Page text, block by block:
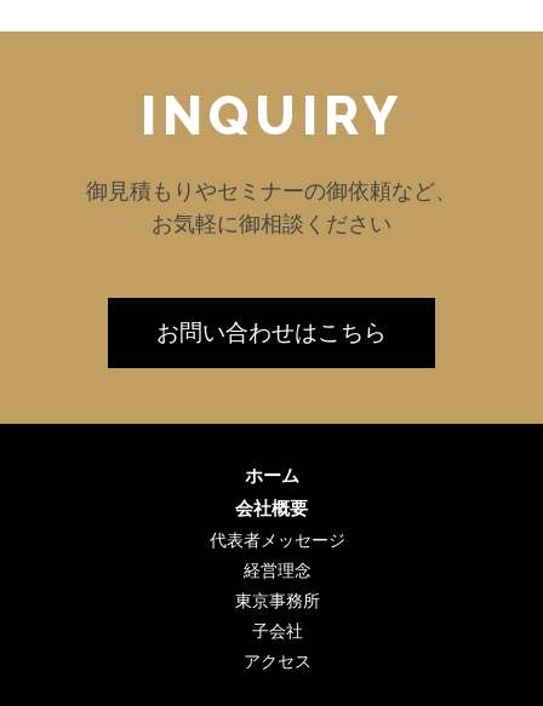
INQUIRY
御見積もりやセミナーの御依頼など、
お気軽に御相談ください
お問い合わせはこちら
ホーム
会社概要
代表者メッセージ
経営理念
東京事務所
子会社
アクセス